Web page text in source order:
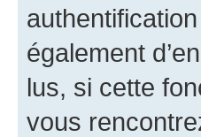
également
lus, si cette
vous